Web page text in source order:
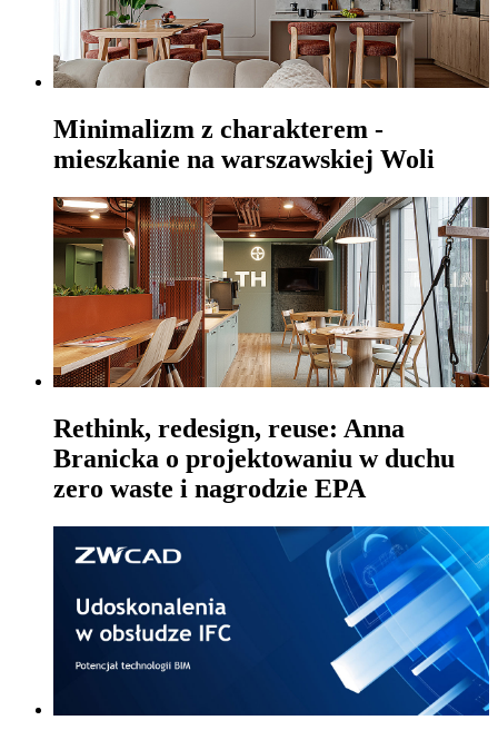
Minimalizm z charakterem -
mieszkanie na warszawskiej Woli
Rethink, redesign, reuse: Anna
Branicka o projektowaniu w duchu
zero waste i nagrodzie EPA